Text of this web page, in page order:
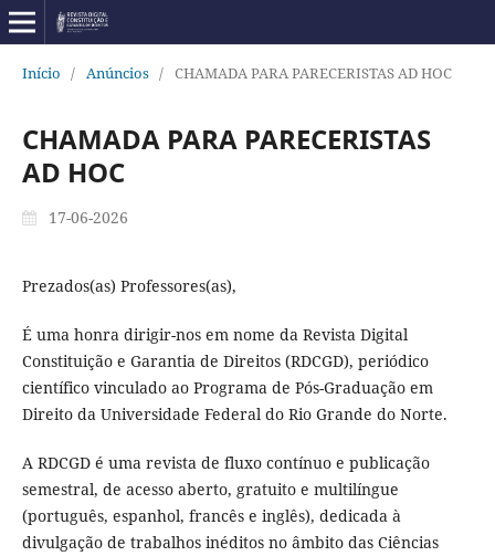
Início / Anúncios / CHAMADA PARA PARECERISTAS AD HOC
CHAMADA PARA PARECERISTAS
AD HOC
17-06-2026
Prezados(as) Professores(as),
É uma honra dirigir-nos em nome da Revista Digital
Constituição e Garantia de Direitos (RDCGD), periódico
científico vinculado ao Programa de Pós-Graduação em
Direito da Universidade Federal do Rio Grande do Norte.
A RDCGD é uma revista de fluxo contínuo e publicação
semestral, de acesso aberto, gratuito e multilíngue
(português, espanhol, francês e inglês), dedicada à
divulgação de trabalhos inéditos no âmbito das Ciências